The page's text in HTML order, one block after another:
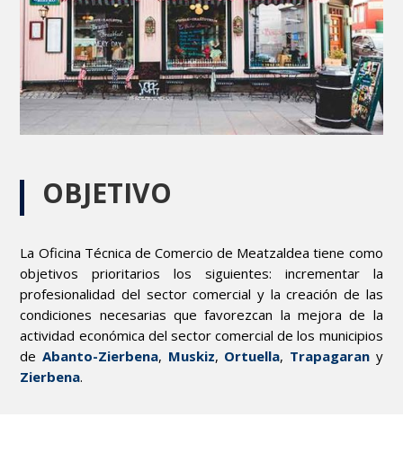
OBJETIVO
La Oficina Técnica de Comercio de Meatzaldea tiene como
objetivos prioritarios los siguientes: incrementar la
profesionalidad del sector comercial y la creación de las
condiciones necesarias que favorezcan la mejora de la
actividad económica del sector comercial de los municipios
deAbanto-Zierbena, Muskiz, Ortuella, Trapagarany
Zierbena.